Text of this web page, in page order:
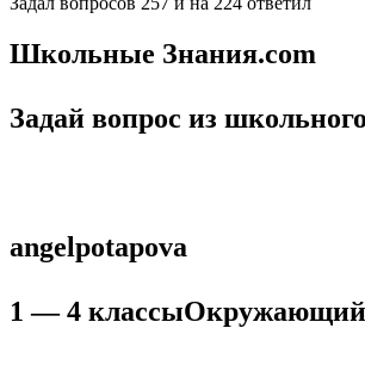
Школьные Знания.com
Задай вопрос из
angelpotapova
1 — 4 классыОкружающий